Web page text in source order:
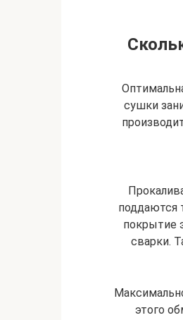
сушки
поддаются
покрытие
сварки.
этого